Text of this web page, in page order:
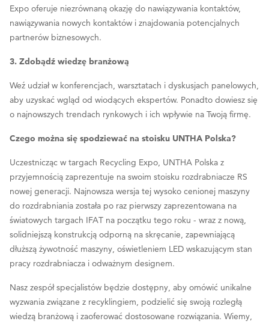
Expo oferuje niezrównaną okazję do nawiązywania kontaktów,
nawiązywania nowych kontaktów i znajdowania potencjalnych
partnerów biznesowych.
3. Zdobądź wiedzę branżową
Weź udział w konferencjach, warsztatach i dyskusjach panelowych,
aby uzyskać wgląd od wiodących ekspertów. Ponadto dowiesz się
o najnowszych trendach rynkowych i ich wpływie na Twoją firmę.
Czego można się spodziewać na stoisku UNTHA Polska?
Uczestnicząc w targach Recycling Expo, UNTHA Polska z
przyjemnością zaprezentuje na swoim stoisku rozdrabniacze RS
nowej generacji. Najnowsza wersja tej wysoko cenionej maszyny
do rozdrabniania została po raz pierwszy zaprezentowana na
światowych targach IFAT na początku tego roku - wraz z nową,
solidniejszą konstrukcją odporną na skręcanie, zapewniającą
dłuższą żywotność maszyny, oświetleniem LED wskazującym stan
pracy rozdrabniacza i odważnym designem.
Nasz zespół specjalistów będzie dostępny, aby omówić unikalne
wyzwania związane z recyklingiem, podzielić się swoją rozległą
wiedzą branżową i zaoferować dostosowane rozwiązania. Wiemy,